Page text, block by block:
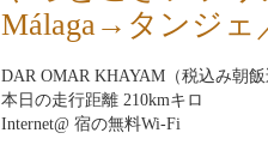
Málaga→タンジェ
DAR OMAR KHAYAM（税込み朝
本日の走行距離 210kmキロ
Internet@ 宿の無料Wi-Fi